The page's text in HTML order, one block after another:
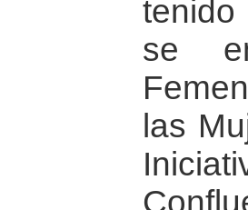
tenido
se
las